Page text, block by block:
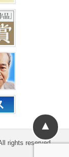
rights reserved.
▲